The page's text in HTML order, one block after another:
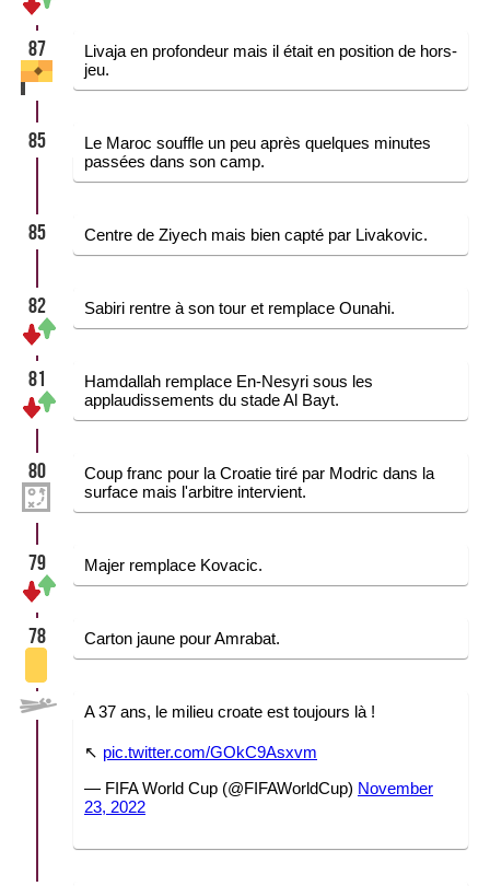
87
Livaja en profondeur mais il était en position de hors-
jeu.
85
Le Maroc souffle un peu après quelques minutes
passées dans son camp.
85 Centre de Ziyech mais bien capté par Livakovic.
82 Sabiri rentre à son tour et remplace Ounahi.
81
Hamdallah remplace En-Nesyri sous les
applaudissements du stade Al Bayt.
80
Coup franc pour la Croatie tiré par Modric dans la
surface mais l'arbitre intervient.
79 Majer remplace Kovacic.
78 Carton jaune pour Amrabat.
A 37 ans, le milieu croate est toujours là !
↖️ pic.twitter.com/GOkC9Asxvm
— FIFA World Cup (@FIFAWorldCup) November
23, 2022